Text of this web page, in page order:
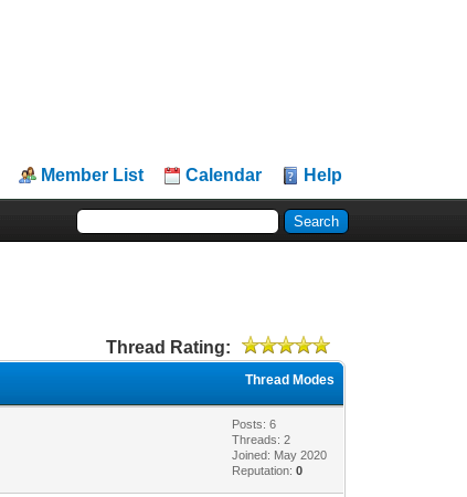
Member List Calendar Help
Thread Rating:
Thread Modes
Posts: 6
Threads: 2
Joined: May 2020
Reputation:0